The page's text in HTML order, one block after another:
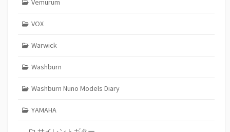
Vemurum
VOX
Warwick
Washburn
Washburn Nuno Models Diary
YAMAHA